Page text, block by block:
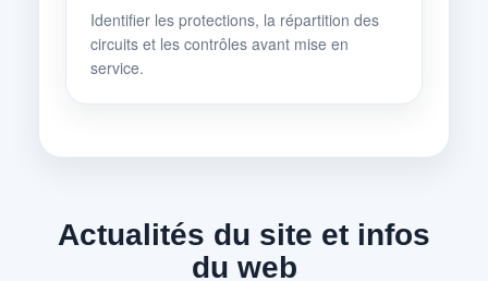
Identifier les protections, la répartition des
circuits et les contrôles avant mise en
service.
Actualités du site et infos
du web